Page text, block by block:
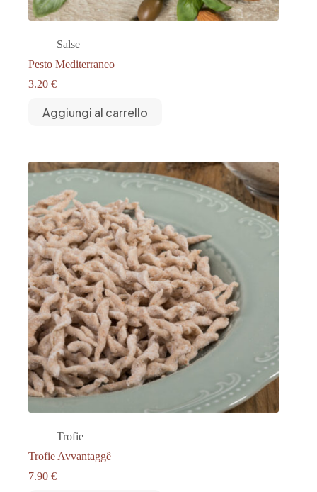
Salse
Pesto Mediterraneo
3.20 €
Aggiungi al carrello
Trofie
Trofie Avvantaggê
7.90 €